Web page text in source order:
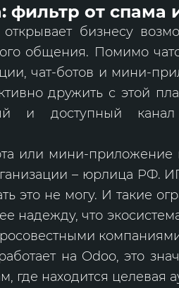
фильтр от спама
бизнесу
общения. Помимо
чат-ботов и мини-
дружить с этой
и доступный
или мини-приложение
– юрлица РФ.
это не могу. И такие
надежду, что
на Odoo, это
где находится целевая